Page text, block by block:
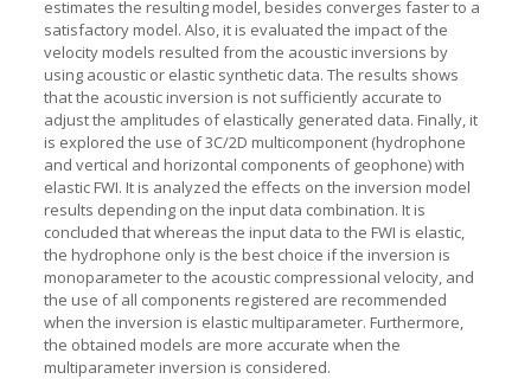
estimates the resulting model, besides converges faster to a
satisfactory model. Also, it is evaluated the impact of the
velocity models resulted from the acoustic inversions by
using acoustic or elastic synthetic data. The results shows
that the acoustic inversion is not sufficiently accurate to
adjust the amplitudes of elastically generated data. Finally, it
is explored the use of 3C/2D multicomponent (hydrophone
and vertical and horizontal components of geophone) with
elastic FWI. It is analyzed the effects on the inversion model
results depending on the input data combination. It is
concluded that whereas the input data to the FWI is elastic,
the hydrophone only is the best choice if the inversion is
monoparameter to the acoustic compressional velocity, and
the use of all components registered are recommended
when the inversion is elastic multiparameter. Furthermore,
the obtained models are more accurate when the
multiparameter inversion is considered.